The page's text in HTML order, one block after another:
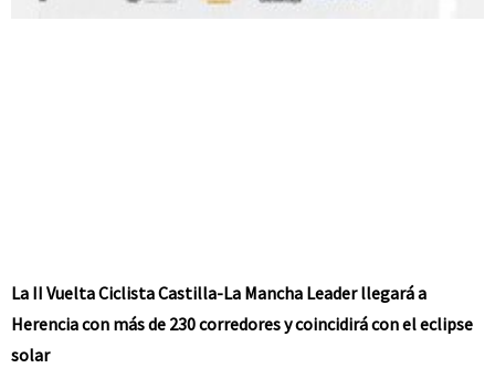
La II Vuelta Ciclista Castilla-La Mancha Leader llegará a
Herencia con más de 230 corredores y coincidirá con el eclipse
solar